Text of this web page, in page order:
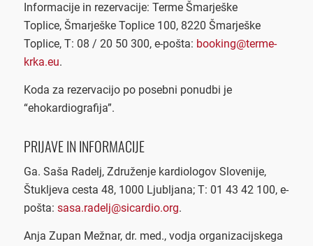
Informacije in rezervacije: Terme Šmarješke
Toplice, Šmarješke Toplice 100, 8220 Šmarješke
Toplice, T: 08 / 20 50 300, e-pošta: booking@terme-
krka.eu.
Koda za rezervacijo po posebni ponudbi je
“ehokardiografija”.
PRIJAVE IN INFORMACIJE
Ga. Saša Radelj, Združenje kardiologov Slovenije,
Štukljeva cesta 48, 1000 Ljubljana; T: 01 43 42 100, e-
pošta: sasa.radelj@sicardio.org.
Anja Zupan Mežnar, dr. med., vodja organizacijskega